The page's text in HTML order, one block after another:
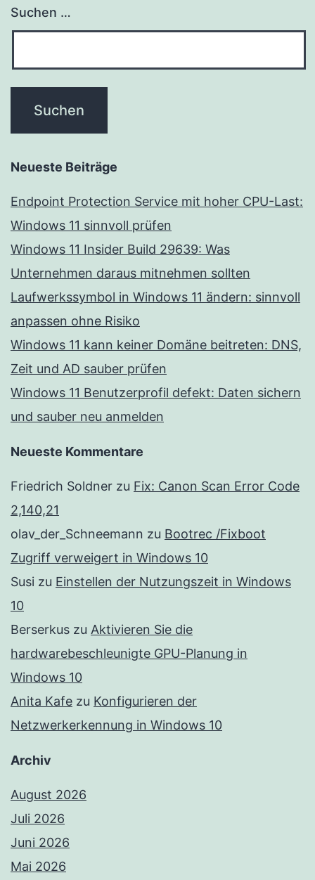
Suchen …
Neueste Beiträge
Endpoint Protection Service mit hoher CPU-Last:
Windows 11 sinnvoll prüfen
Windows 11 Insider Build 29639: Was
Unternehmen daraus mitnehmen sollten
Laufwerkssymbol in Windows 11 ändern: sinnvoll
anpassen ohne Risiko
Windows 11 kann keiner Domäne beitreten: DNS,
Zeit und AD sauber prüfen
Windows 11 Benutzerprofil defekt: Daten sichern
und sauber neu anmelden
Neueste Kommentare
Friedrich Soldner zu Fix: Canon Scan Error Code
2,140,21
olav_der_Schneemann zu Bootrec /Fixboot
Zugriff verweigert in Windows 10
Susi zu Einstellen der Nutzungszeit in Windows
10
Berserkus zu Aktivieren Sie die
hardwarebeschleunigte GPU-Planung in
Windows 10
Anita Kafe zu Konfigurieren der
Netzwerkerkennung in Windows 10
Archiv
August 2026
Juli 2026
Juni 2026
Mai 2026